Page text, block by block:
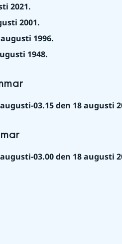
2021.
2001.
1996.
1948.
03.15 den 18 augusti
03.00 den 18 augusti